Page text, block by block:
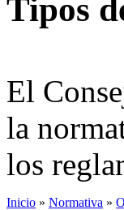
Tipos
El
la
los
Inicio » Normativa »